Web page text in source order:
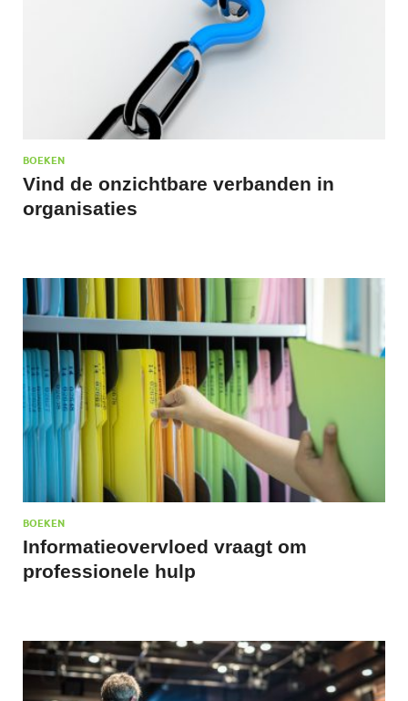
BOEKEN
Vind de onzichtbare verbanden in
organisaties
BOEKEN
Informatieovervloed vraagt om
professionele hulp